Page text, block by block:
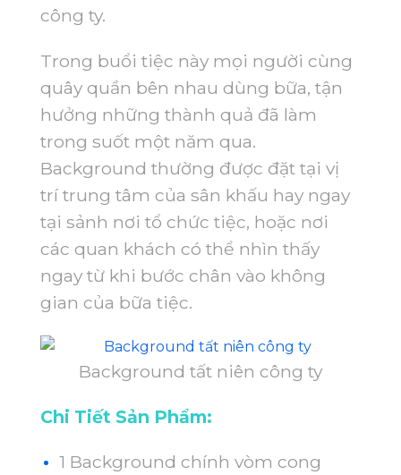
công ty.
Trong buổi tiệc này mọi người cùng
quây quần bên nhau dùng bữa, tận
hưởng những thành quả đã làm
trong suốt một năm qua.
Background thường được đặt tại vị
trí trung tâm của sân khấu hay ngay
tại sảnh nơi tổ chức tiệc, hoặc nơi
các quan khách có thể nhìn thấy
ngay từ khi bước chân vào không
gian của bữa tiệc.
Background tất niên công ty
Chi Tiết Sản Phẩm:
1 Background chính vòm cong